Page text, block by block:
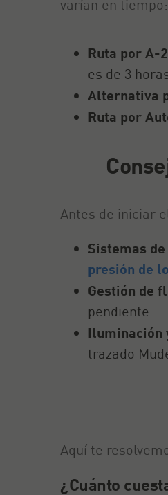
varían en tiempo:
Ruta por A-
es de 3
Alternativa
Ruta por
Antes de iniciar
Sistemas
presión de
Gestión de
pendiente.
Iluminación
trazado
Aquí te
¿Cuánto